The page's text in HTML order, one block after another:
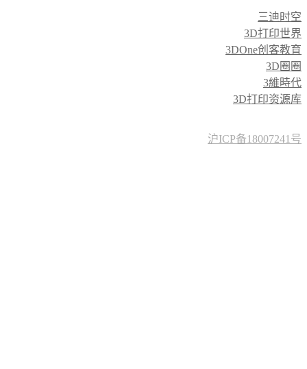
三迪时空
3D打印世界
3DOne创客教育
3D圈圈
3維時代
3D打印资源库
沪ICP备18007241号